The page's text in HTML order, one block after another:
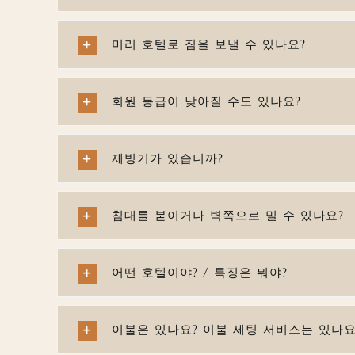
미리 호텔로 짐을 보낼 수 있나요?
회원 등급이 낮아질 수도 있나요?
제빙기가 있습니까?
침대를 붙이거나 벽쪽으로 밀 수 있나요?
어떤 호텔이야? / 특징은 뭐야?
이불은 있나요? 이불 세팅 서비스는 있나